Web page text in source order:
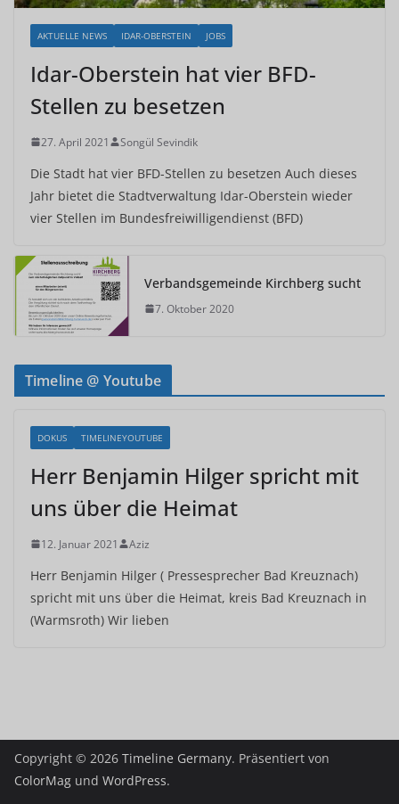
AKTUELLE NEWS IDAR-OBERSTEIN JOBS
Idar-Oberstein hat vier BFD-
Stellen zu besetzen
27. April 2021 Songül Sevindik
Die Stadt hat vier BFD-Stellen zu besetzen Auch dieses
Jahr bietet die Stadtverwaltung Idar-Oberstein wieder
vier Stellen im Bundesfreiwilligendienst (BFD)
Verbandsgemeinde Kirchberg sucht
7. Oktober 2020
Timeline @ Youtube
DOKUS TIMELINEYOUTUBE
Herr Benjamin Hilger spricht mit
uns über die Heimat
12. Januar 2021 Aziz
Herr Benjamin Hilger ( Pressesprecher Bad Kreuznach)
spricht mit uns über die Heimat, kreis Bad Kreuznach in
(Warmsroth) Wir lieben
Copyright © 2026 Timeline Germany. Präsentiert von
ColorMag und WordPress.